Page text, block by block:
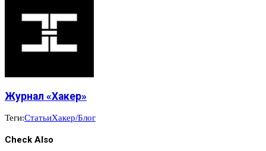
Журнал «Хакер»
Теги:СтатьиХакер/Блог
Check Also